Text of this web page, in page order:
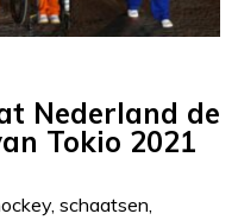
Nederland de
Tokio 2021
schaatsen,